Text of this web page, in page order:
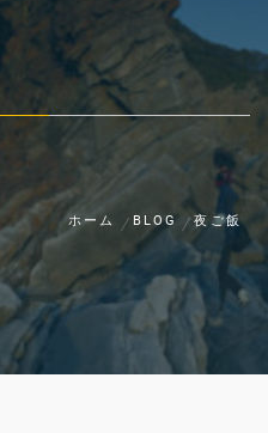
ホーム BLOG 夜ご飯